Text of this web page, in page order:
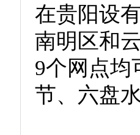
在贵阳设
南明区和
9个网点均
节、六